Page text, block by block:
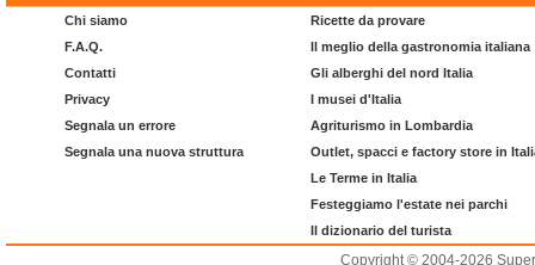
Chi siamo
F.A.Q.
Contatti
Privacy
Segnala un errore
Segnala una nuova struttura
Ricette da provare
Il meglio della gastronomia italiana
Gli alberghi del nord Italia
I musei d'Italia
Agriturismo in Lombardia
Outlet, spacci e factory store in
Le Terme in Italia
Festeggiamo l'estate nei parchi
Il dizionario del turista
Copyright © 2004-2026